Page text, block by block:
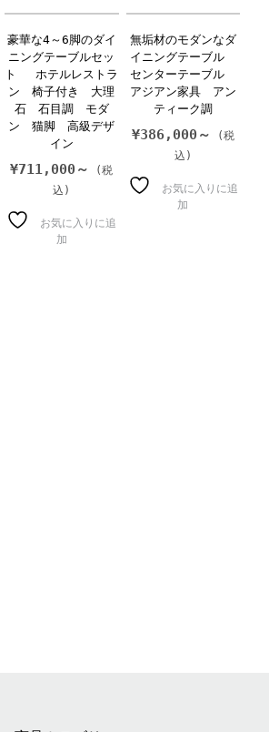
豪華な4～6脚のダイ
ニングテーブルセッ
ト ホテルレストラ
ン 椅子付き 大理
石 石目調 モダ
ン 猫脚 高級デザ
イン
¥711,000～
お気に入りに追
加
無垢材のモダンなダ
イニングテーブル
センターテーブル
アジアン家具 アン
ティーク調
¥386,000～
お気に入りに追
加